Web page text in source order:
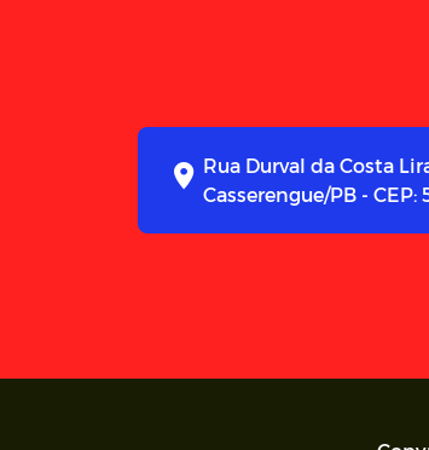
Rua Durval da Costa
Casserengue/PB - CEP: